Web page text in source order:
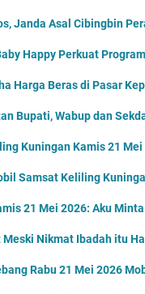
Janda Asal Cibingbin
Happy Perkuat
Harga Beras di Pasar
Bupati, Wabup dan
Kuningan Kamis 21 Mei
Samsat Keliling
21 Mei 2026: Aku
Nikmat Ibadah itu
Rabu 21 Mei 2026